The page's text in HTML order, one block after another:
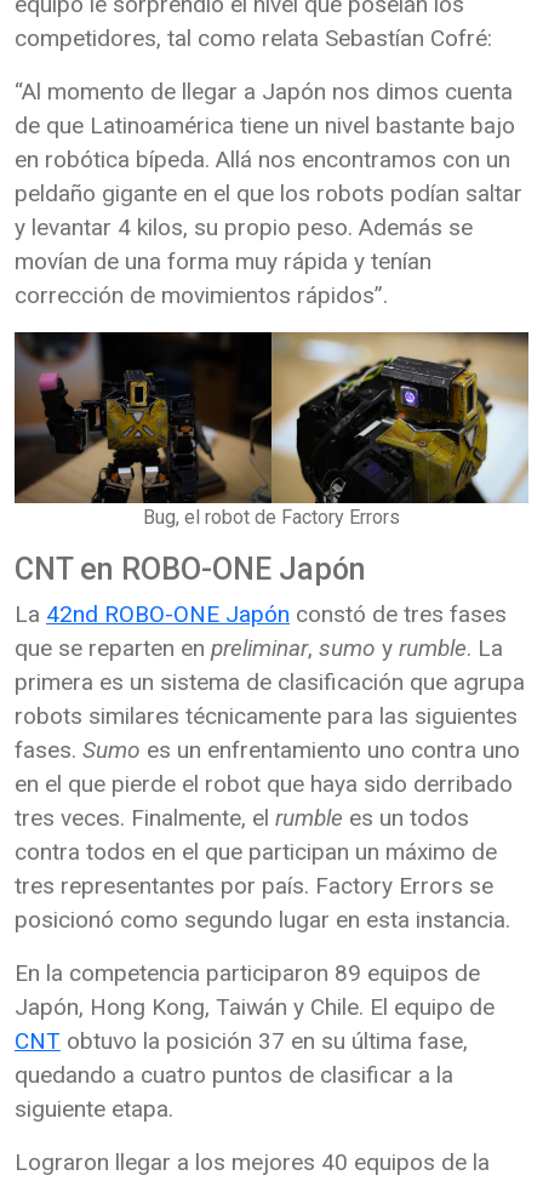
competidores, tal como relata Sebastían Cofré:
“Al momento de llegar a Japón nos dimos cuenta
de que Latinoamérica tiene un nivel bastante bajo
en robótica bípeda. Allá nos encontramos con un
peldaño gigante en el que los robots podían saltar
y levantar 4 kilos, su propio peso. Además se
movían de una forma muy rápida y tenían
corrección de movimientos rápidos”.
Bug, el robot de Factory Errors
CNT en ROBO-ONE Japón
La 42nd ROBO-ONE Japón constó de tres fases
que se reparten en preliminar, sumo y rumble. La
primera es un sistema de clasificación que agrupa
robots similares técnicamente para las siguientes
fases. Sumo es un enfrentamiento uno contra uno
en el que pierde el robot que haya sido derribado
tres veces. Finalmente, el rumble es un todos
contra todos en el que participan un máximo de
tres representantes por país. Factory Errors se
posicionó como segundo lugar en esta instancia.
En la competencia participaron 89 equipos de
Japón, Hong Kong, Taiwán y Chile. El equipo de
CNT obtuvo la posición 37 en su última fase,
quedando a cuatro puntos de clasificar a la
siguiente etapa.
Lograron llegar a los mejores 40 equipos de la